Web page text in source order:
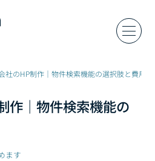
社のHP制作｜物件検索機能の選択肢と費用
作｜物件検索機能の
ます